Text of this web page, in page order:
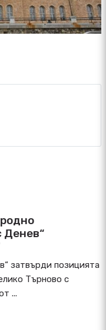
Денев“
затвърди позицията
Търново с
...